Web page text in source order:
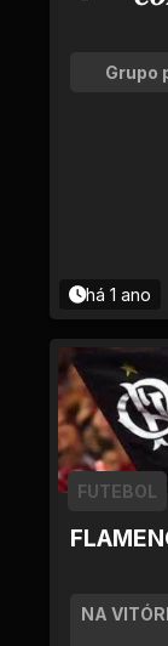
Grupo
há 1 ano
FUTEBOL
NA